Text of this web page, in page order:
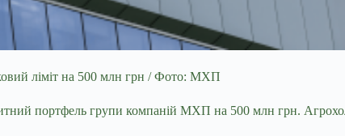
ліміт на 500 млн грн / Фото: МХП
портфель групи компаній МХП на 500 млн грн.